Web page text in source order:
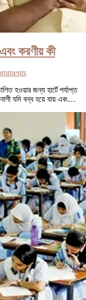
করণীয় কী
হওয়ার জন্য হার্টে পর্যাপ্ত
যদি বন্ধ হয়ে যায় এবং…